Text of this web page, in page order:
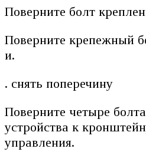
Поверните болт
Поверните крепежный
и.
. снять поперечину
Поверните четыре
устройства к
управления.